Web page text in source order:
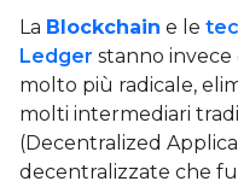
La Blockchain e le
Ledger stanno
molto più radicale,
molti intermediari
(Decentralized
decentralizzate che